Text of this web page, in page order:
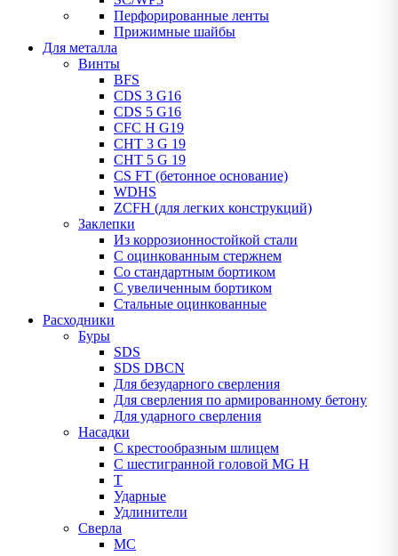
Перфорированные ленты
Прижимные шайбы
Для металла
Винты
BFS
CDS 3 G16
CDS 5 G16
CFC H G19
CHT 3 G 19
CHT 5 G 19
CS FT (бетонное основание)
WDHS
ZCFH (для легких конструкций)
Заклепки
Из коррозионностойкой стали
С оцинкованным стержнем
Со стандартным бортиком
С увеличенным бортиком
Стальные оцинкованные
Расходники
Буры
SDS
SDS DBCN
Для безударного сверления
Для сверления по армированному бетону
Для ударного сверления
Насадки
С крестообразным шлицем
С шестигранной головой MG H
T
Ударные
Удлинители
Сверла
МС